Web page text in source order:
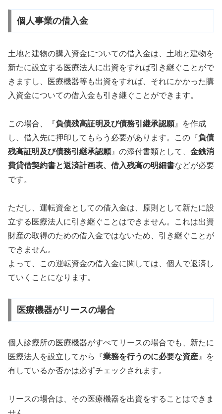
個人事業の借入金
土地と建物の購入資金についての借入金は、土地と建物を
新たに設立する医療法人に出資をすれば引き継ぐことがで
きますし、医療機器等も出資をすれば、それにかかった購
入資金についての借入金も引き継ぐことができます。
この場合、『負債残高証明及び債務引継承認願』を作成
し、借入先に押印してもらう必要があります。この『負債
残高証明及び債務引継承認願』の添付書類として、 金銭消
費貸借契約書と返済計画表、借入残高の明細書などが必要
です。
ただし、運転資金としての借入金は、原則として新たに設
立する医療法人に引き継ぐことはできません。これは出資
財産の取得のための借入金ではないため、引き継ぐことが
できません。
よって、この運転資金の借入金に関しては、個人で返済し
ていくことになります。
医療機器がリースの場合
個人診療所の医療機器がすべてリースの場合でも、新たに
医療法人を設立してから『業務を行うのに必要な資産 』を
有しているか否かは必ずチェックされます。
リースの場合は、その医療機器を出資をすることはできま